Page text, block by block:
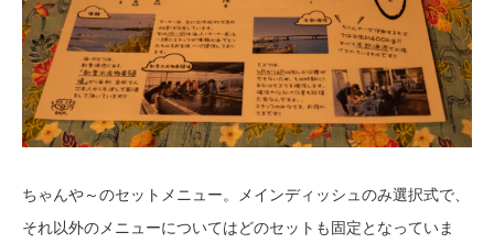
ちゃんや～のセットメニュー。メインディッシュのみ選択式で、
それ以外のメニューについてはどのセットも固定となっていま